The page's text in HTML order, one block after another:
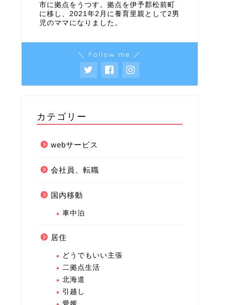
市に拠点をうつす。拠点を伊予郡松前町
に移し、2021年2月に養育里親として2男
児のママになりました。
＼ Follow me ／
カテゴリー
webサービス
会社員、転職
国内移動
車中泊
居住
どうでもいい主張
二拠点生活
北海道
引越し